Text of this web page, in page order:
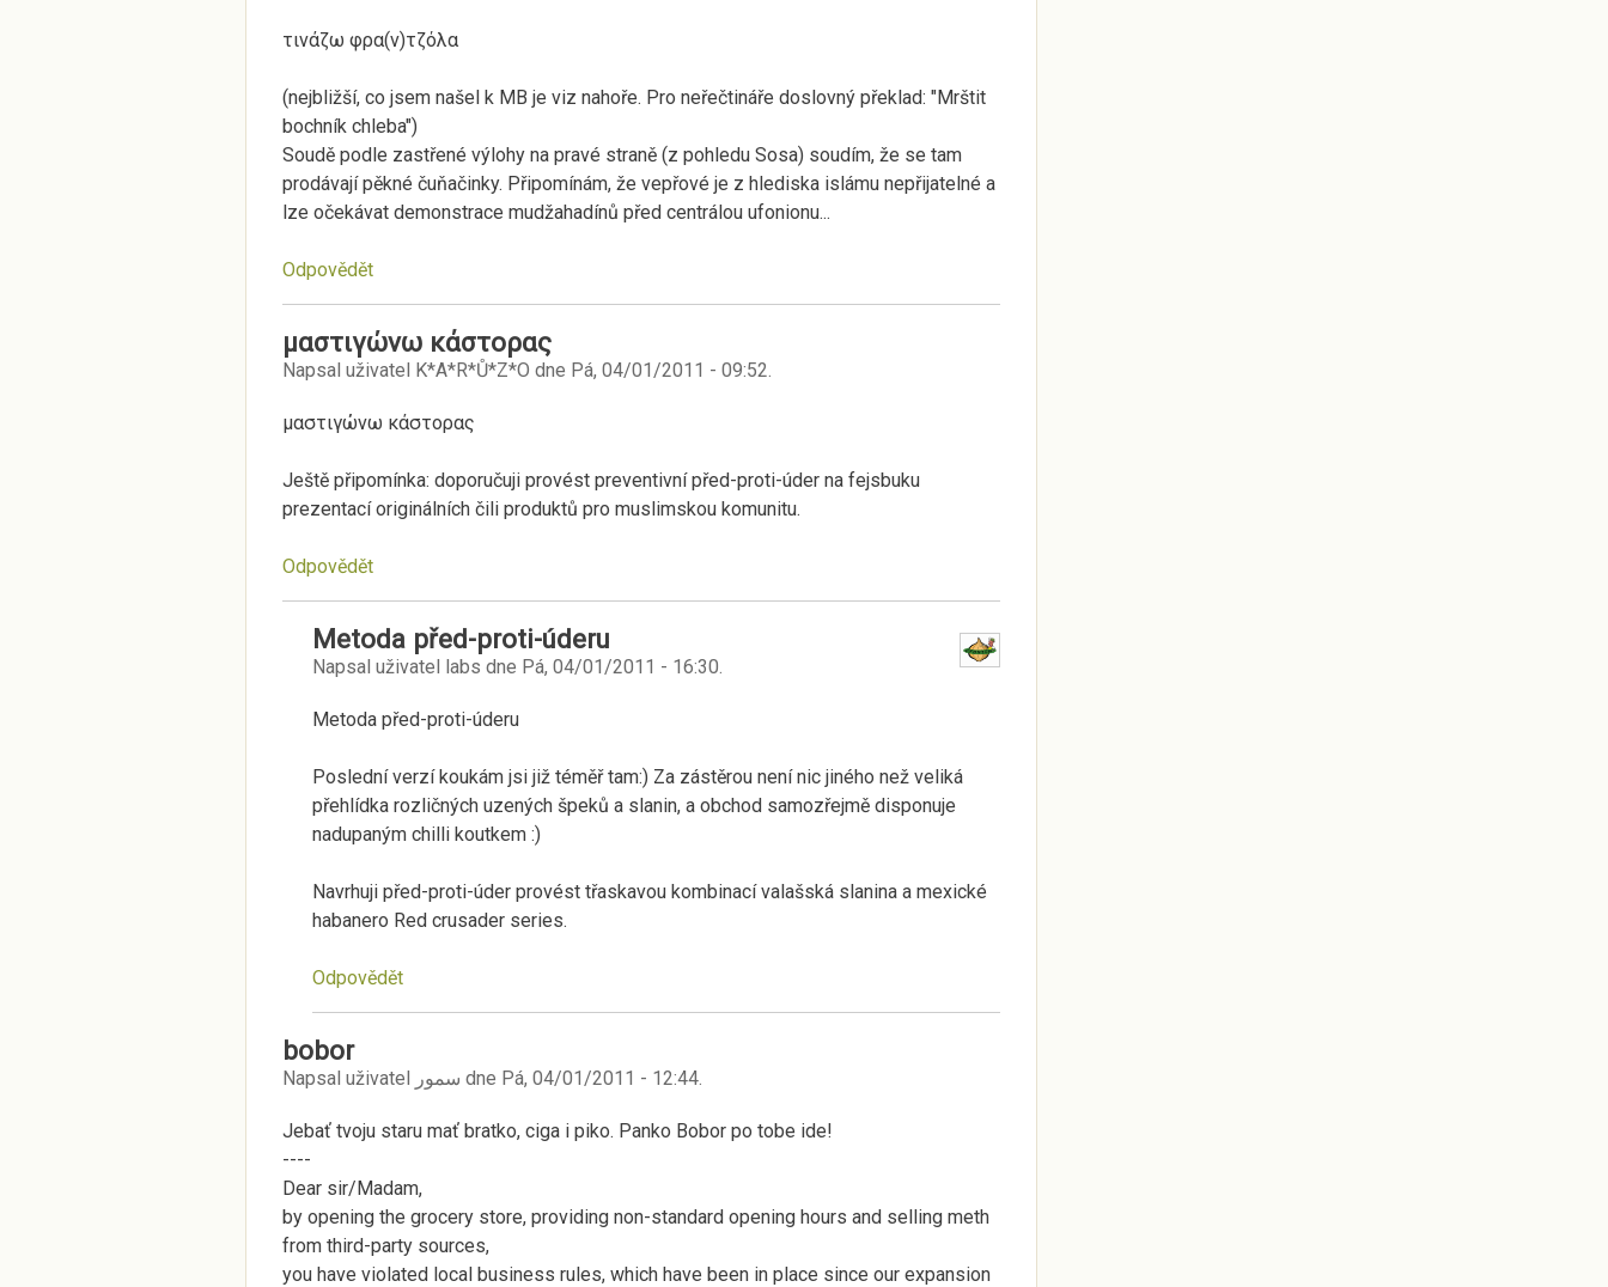
τινάζω φρα(ν)τζόλα
(nejbližší, co jsem našel k MB je viz nahoře. Pro neřečtináře doslovný překlad: "Mrštit
bochník chleba")
Soudě podle zastřené výlohy na pravé straně (z pohledu Sosa) soudím, že se tam
prodávají pěkné čuňačinky. Připomínám, že vepřové je z hlediska islámu nepřijatelné a
lze očekávat demonstrace mudžahadínů před centrálou ufonionu...
Odpovědět
μαστιγώνω κάστορας
Napsal uživatel K*A*R*Ů*Z*O dne Pá, 04/01/2011 - 09:52
μαστιγώνω κάστορας
Ještě připomínka: doporučuji provést preventivní před-proti-úder na fejsbuku
prezentací originálních čili produktů pro muslimskou komunitu.
Odpovědět
Metoda před-proti-úderu
Napsal uživatel labs dne Pá, 04/01/2011 - 16:30
Metoda před-proti-úderu
Poslední verzí koukám jsi již téměř tam:) Za zástěrou není nic jiného než veliká
přehlídka rozličných uzených špeků a slanin, a obchod samozřejmě disponuje
nadupaným chilli koutkem :)
Navrhuji před-proti-úder provést třaskavou kombinací valašská slanina a mexické
habanero Red crusader series.
Odpovědět
bobor
Napsal uživatel سمور dne Pá, 04/01/2011 - 12:44.
Jebať tvoju staru mať bratko, ciga i piko. Panko Bobor po tobe ide!
----
Dear sir/Madam,
by opening the grocery store, providing non-standard opening hours and selling meth
from third-party sources,
you have violated local business rules, which have been in place since our expansion